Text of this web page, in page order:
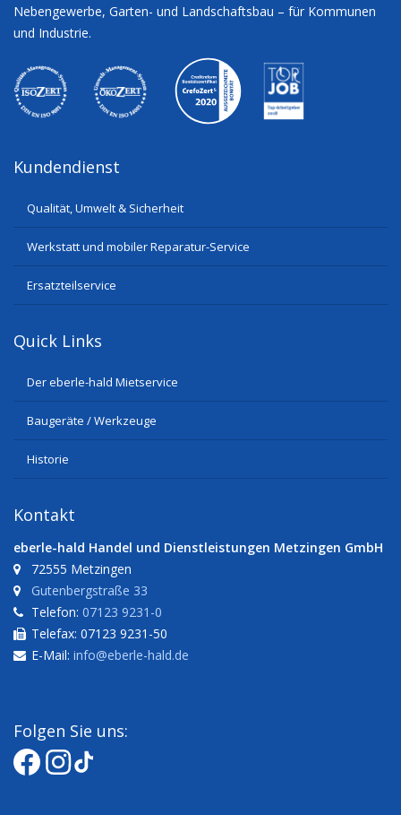
Nebengewerbe, Garten- und Landschaftsbau – für Kommunen
und Industrie.
Kundendienst
Qualität, Umwelt & Sicherheit
Werkstatt und mobiler Reparatur-Service
Ersatzteilservice
Quick Links
Der eberle-hald Mietservice
Baugeräte / Werkzeuge
Historie
Kontakt
eberle-hald Handel und Dienstleistungen Metzingen GmbH
72555 Metzingen
Gutenbergstraße 33
Telefon: 07123 9231-0
Telefax: 07123 9231-50
E-Mail: info@eberle-hald.de
Folgen Sie uns: